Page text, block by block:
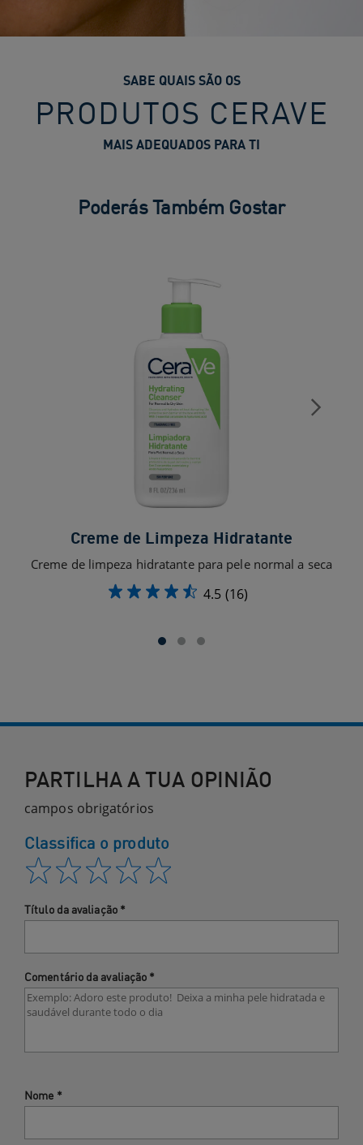
SABE QUAIS SÃO OS
PRODUTOS CERAVE
MAIS ADEQUADOS PARA TI
Poderás Também Gostar
Creme de Limpeza Hidratante
Creme de limpeza hidratante para pele normal a seca
4.5 (16)
PARTILHA A TUA OPINIÃO
campos obrigatórios
Classifica o produto
Título da avaliação *
Comentário da avaliação *
Nome *